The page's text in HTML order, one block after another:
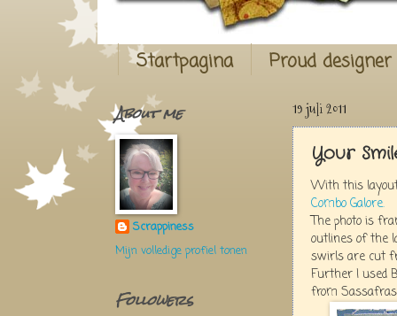
Startpagina Proud
19 juli 2011
Your
With this
Combo Galore.
The photo is
outlines of the
swirls are cut
Further I used
from
About me
Scrappiness
Mijn volledige profiel tonen
Followers